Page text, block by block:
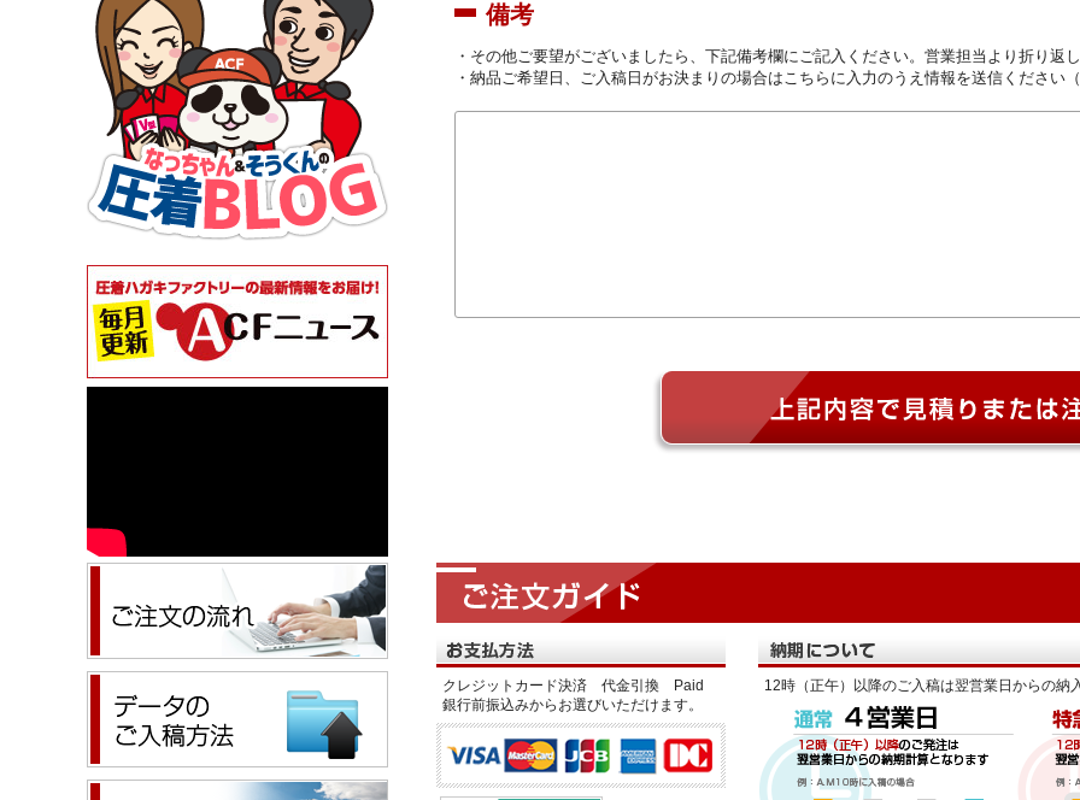
備考
・その他ご要望がございましたら、下記備考欄にご記入ください。営業担当より折り返
・納品ご希望日、ご入稿日がお決まりの場合はこちらに入力のうえ情報を送信ください
クレジットカード決済 代金引換 Paid
銀行前振込みからお選びいただけます。
12時（正午）以降のご入稿は翌営業日からの納